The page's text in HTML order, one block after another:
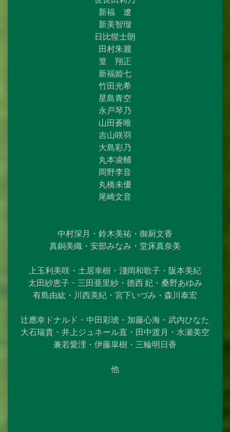
新福 遼
新美智瑠
日比惺士朗
田村朱麗
篁 翔正
新福姫七
竹田光希
星島青空
永戸琴乃
山田蒼唯
吉山咲羽
大島彩乃
丸本凌輔
岡野李音
丸橋未優
尾崎文音
中村深月・鈴木美祐・御厨文香
真銅美織・安部みなみ・堂床真奈美
上玉利美咲・土居幸樹・淺岡和歌子・阪本美紀
太田紗恵子・三田亜里紗・徳西 妃・桑野あゆみ
有島由紘・川西美紀・宮下いづみ・森川泰宏
辻應幸ドナルド・中田彩琥・加藤心海・武内ひなた
大石瑞貴・井上ジュネール直・田中渡月・水瀬美空
兼若愛浬・伊藤皐樹・三輪明日香
他